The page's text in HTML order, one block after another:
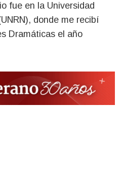
fue en la Universidad
donde me recibí
Dramáticas el año